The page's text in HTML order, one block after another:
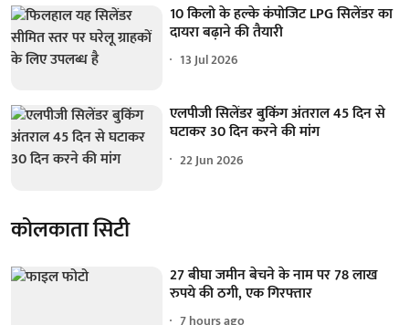
10 किलो के हल्के कंपोजिट LPG सिलेंडर का
दायरा बढ़ाने की तैयारी
13 Jul 2026
एलपीजी सिलेंडर बुकिंग अंतराल 45 दिन से
घटाकर 30 दिन करने की मांग
22 Jun 2026
कोलकाता सिटी
27 बीघा जमीन बेचने के नाम पर 78 लाख
रुपये की ठगी, एक गिरफ्तार